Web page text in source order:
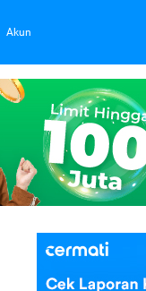
Akun